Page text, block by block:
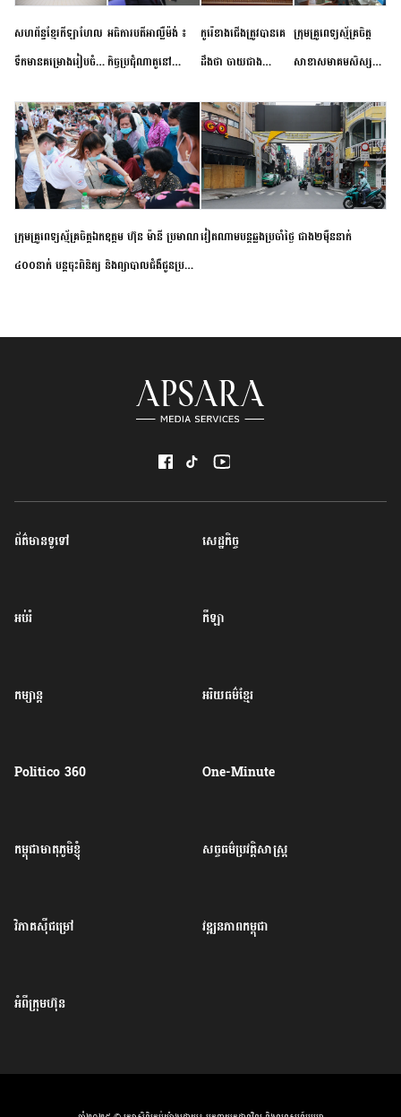
សហព័ន្ធខ្មែរកីឡាហែល
ទឹកមានគម្រោងរៀបចំ
កម្រិតបឋម ដល់ឧត្តម
សិក្សានាពេលខាងមុខ
អធិការបតីអាល្លឺម៉ង់ ៖
កិច្ចប្រជុំណាតូនៅ
ខាងមុខនឹងបញ្ជូនសញ្ញា
នៃភាពស្អិតរមួត និង
ការប្តេជ្ញាចិត្ត
កូរ៉េខាងជើងត្រូវបានគេ
ដឹងថា ចាយជាង
អភិវឌ្ឍន៍នុយក្លេអ៊ែរ
ក្រុមគ្រូពេទ្យស្ម័គ្រចិត្ត
សាខាសមាគមសិស្ស
ខេត្តកំពង់ចាម ចុះពិនិត្យ
ពិគ្រោះជំងឺទូទៅ និងផ្តល់
ថ្នាំពេទ្យជូនប្រជាពលរដ្ឋ
រស់នៅសង្កាត់បឹងកុក
ក្រុមគ្រូពេទ្យស្ម័គ្រចិត្តឯកឧត្តម ហ៊ុន ម៉ានី ប្រមាណ
៤០០នាក់ បន្តចុះពិនិត្យ និងព្យាបាលជំងឺជូនប្រជា
វៀតណាម​បន្ត​ឆ្លង​ប្រចាំថ្ងៃ​ ​ជាង​២​ម៉ឺន​នាក់​
ព័ត៌មានទូទៅ សេដ្ឋកិច្ច
អប់រំ កីឡា
កម្សាន្ត អរិយធម៌ខ្មែរ
Politico 360 One-Minute
កម្ពុជាមាតុភូមិខ្ញុំ សច្ចធម៌ប្រវត្តិសាស្ត្រ
វិភាគសុីជម្រៅ វឌ្ឍនភាពកម្ពុជា
អំពីក្រុមហ៊ុន